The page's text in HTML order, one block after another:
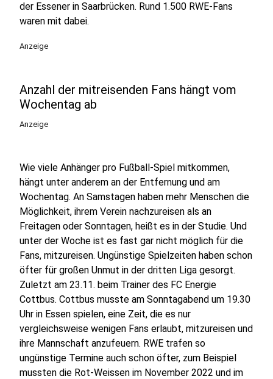
der Essener in Saarbrücken. Rund 1.500 RWE-Fans
waren mit dabei.
Anzeige
Anzahl der mitreisenden Fans hängt vom
Wochentag ab
Anzeige
Wie viele Anhänger pro Fußball-Spiel mitkommen,
hängt unter anderem an der Entfernung und am
Wochentag. An Samstagen haben mehr Menschen die
Möglichkeit, ihrem Verein nachzureisen als an
Freitagen oder Sonntagen, heißt es in der Studie. Und
unter der Woche ist es fast gar nicht möglich für die
Fans, mitzureisen. Ungünstige Spielzeiten haben schon
öfter für großen Unmut in der dritten Liga gesorgt.
Zuletzt am 23.11. beim Trainer des FC Energie
Cottbus. Cottbus musste am Sonntagabend um 19.30
Uhr in Essen spielen, eine Zeit, die es nur
vergleichsweise wenigen Fans erlaubt, mitzureisen und
ihre Mannschaft anzufeuern. RWE trafen so
ungünstige Termine auch schon öfter, zum Beispiel
mussten die Rot-Weissen im November 2022 und im